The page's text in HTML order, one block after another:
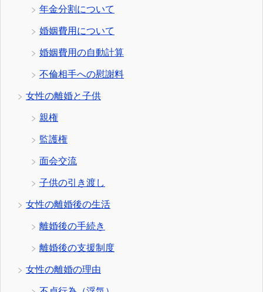
年金分割について
婚姻費用について
婚姻費用の自動計算
不倫相手への慰謝料
女性の離婚と子供
親権
監護権
面会交流
子供の引き渡し
女性の離婚後の生活
離婚後の手続き
離婚後の支援制度
女性の離婚の理由